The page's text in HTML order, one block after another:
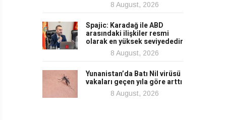
8 August, 2026
Spajic: Karadağ ile ABD
arasındaki ilişkiler resmi
olarak en yüksek seviyededir
8 August, 2026
Yunanistan’da Batı Nil virüsü
vakaları geçen yıla göre arttı
8 August, 2026